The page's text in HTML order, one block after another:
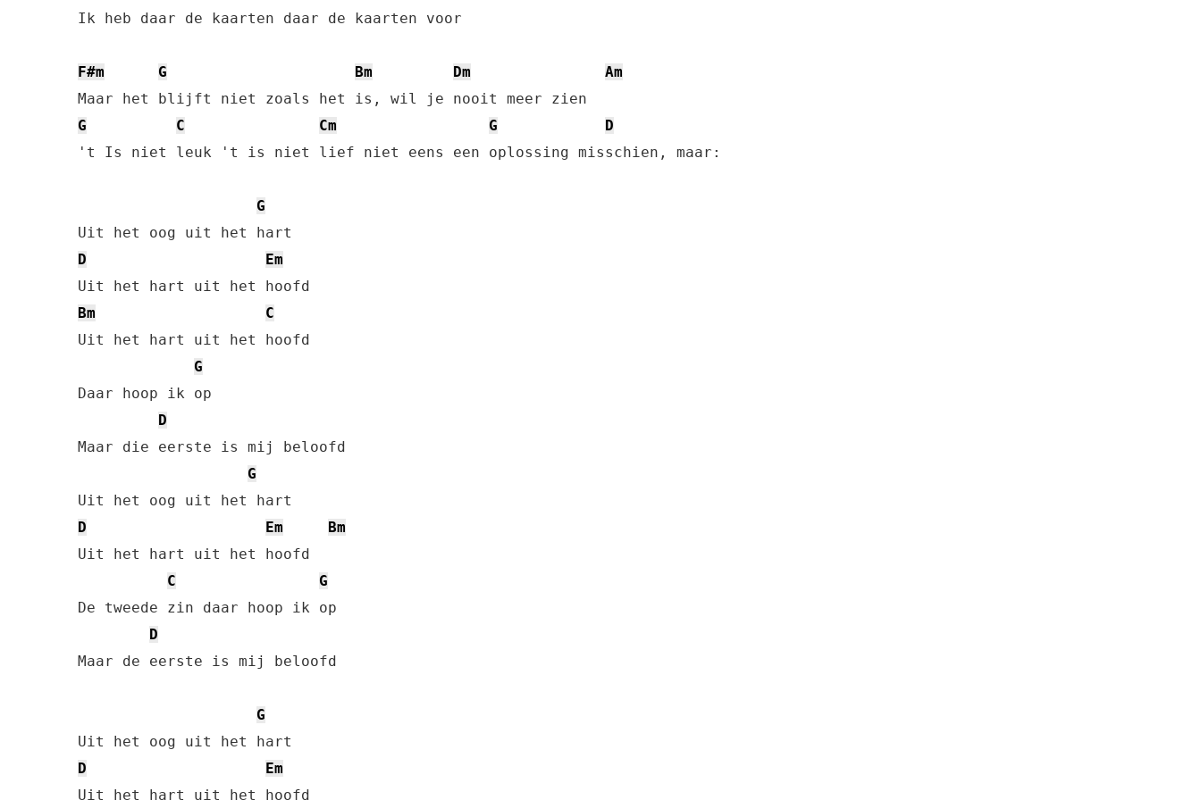
Ik heb daar de kaarten daar de kaarten voor
F#m G Bm Dm
Am
G
C Cm G
D
't Is niet leuk 't is niet lief niet eens een oplossing misschien, maar:
G
D
Em
Bm
C
Uit het hart uit het hoofd
G
Daar hoop ik op
D
Maar die eerste is mij beloofd
G
D
Em
Bm
Uit het hart uit het hoofd
C
G
De tweede zin daar hoop ik op
D
Maar de eerste is mij beloofd
G
D
Em